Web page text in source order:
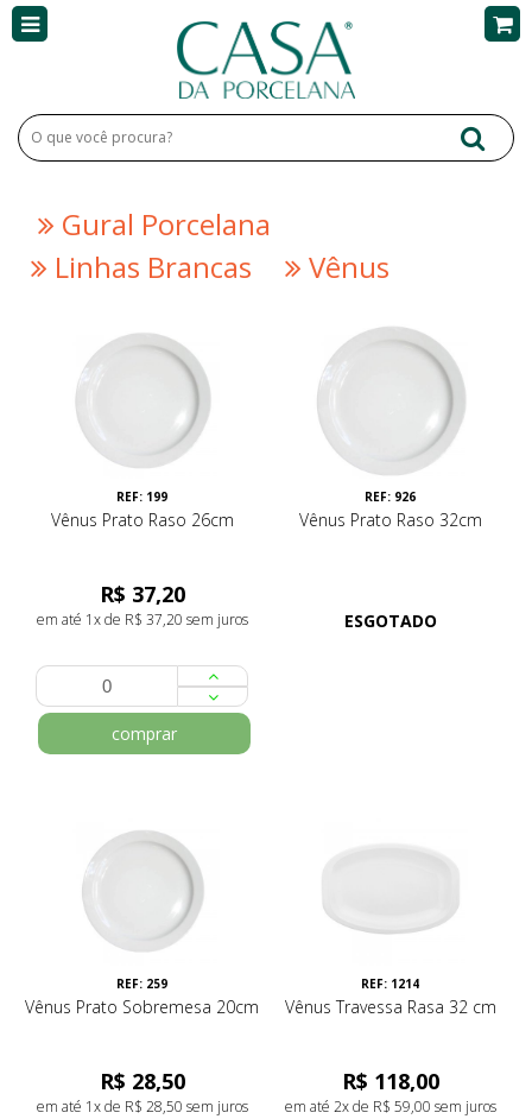
Gural Porcelana
Linhas Brancas
Vênus
REF: 199
Vênus Prato Raso 26cm
R$ 37,20
em até 1x de R$ 37,20 sem juros
comprar
REF: 926
Vênus Prato Raso 32cm
ESGOTADO
REF: 259
Vênus Prato Sobremesa 20cm
R$ 28,50
em até 1x de R$ 28,50 sem juros
REF: 1214
Vênus Travessa Rasa 32 cm
R$ 118,00
em até 2x de R$ 59,00 sem juros